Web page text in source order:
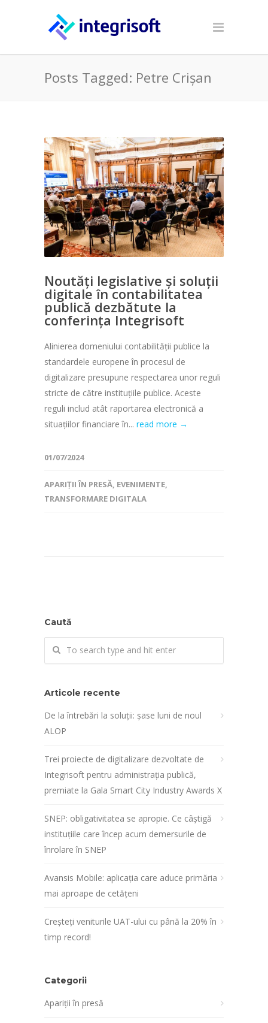
Posts Tagged: Petre Crișan
Noutăți legislative și soluții
digitale în contabilitatea
publică dezbătute la
conferința Integrisoft
Alinierea domeniului contabilităţii publice la
standardele europene în procesul de
digitalizare presupune respectarea unor reguli
stricte de către instituţiile publice. Aceste
reguli includ atât raportarea electronică a
situaţiilor financiare în... read more →
01/07/2024
APARIȚII ÎN PRESĂ, EVENIMENTE,
TRANSFORMARE DIGITALA
Caută
Articole recente
De la întrebări la soluții: șase luni de noul
ALOP
Trei proiecte de digitalizare dezvoltate de
Integrisoft pentru administrația publică,
premiate la Gala Smart City Industry Awards X
SNEP: obligativitatea se apropie. Ce câștigă
instituțiile care încep acum demersurile de
înrolare în SNEP
Avansis Mobile: aplicația care aduce primăria
mai aproape de cetățeni
Creșteți veniturile UAT-ului cu până la 20% în
timp record!
Categorii
Apariții în presă